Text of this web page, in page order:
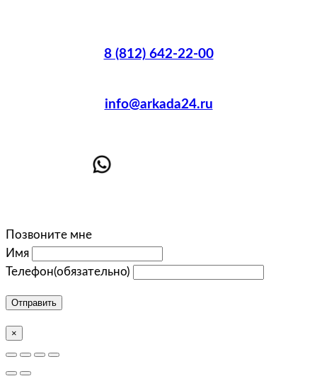
8 (812) 642-22-00
info@arkada24.ru
Позвоните мне
Имя
Телефон(обязательно)
Отправить
×